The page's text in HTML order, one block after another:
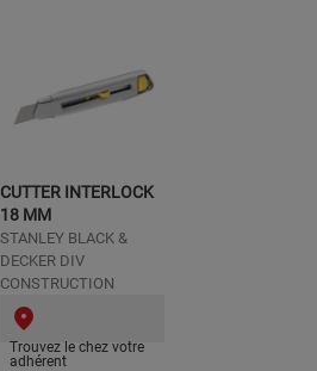
CUTTER INTERLOCK
18 MM
STANLEY BLACK &
DECKER DIV
CONSTRUCTION
Trouvez le chez votre
adhérent